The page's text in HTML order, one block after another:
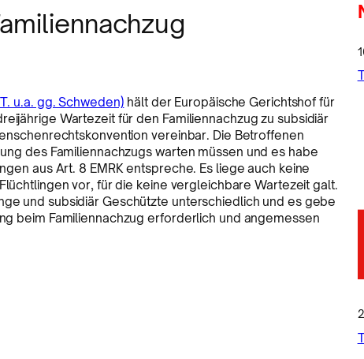
u.a. gg. Schweden) hält der Europäische Gerichtshof für
Wartezeit für den Familiennachzug zu subsidiär
vereinbar. Die Betroffenen
des Familiennachzugs warten müssen und es habe
aus Art. 8 EMRK entspreche. Es liege auch keine
vor, für die keine vergleichbare Wartezeit galt.
und subsidiär Geschützte unterschiedlich und es gebe
beim Familiennachzug erforderlich und angemessen